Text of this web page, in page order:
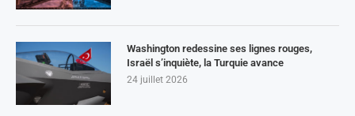
Washington redessine ses lignes rouges,
Israël s’inquiète, la Turquie avance
24 juillet 2026